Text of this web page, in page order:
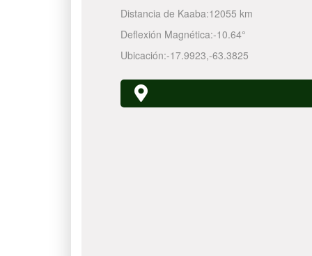
Distancia de Kaaba:12055 km
Deflexión Magnética:-10.64°
Ubicación:-17.9923,-63.3825